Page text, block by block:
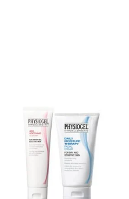
NT$ 2,376。
始
價
格：
NT$ 1,270